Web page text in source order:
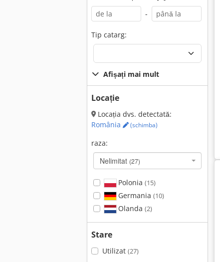
-
Tip catarg:
Afișați mai mult
Locație
Locația dvs. detectată:
România
(schimba)
raza:
Nelimitat (27)
Polonia (15)
Germania (10)
Olanda (2)
Stare
Utilizat (27)